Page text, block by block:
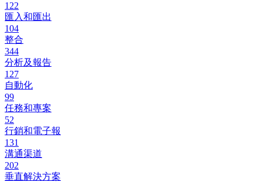
122
匯入和匯出
104
整合
344
分析及報告
127
自動化
99
任務和專案
52
行銷和電子報
131
溝通渠道
202
垂直解決方案